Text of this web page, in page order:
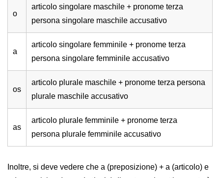
o
articolo singolare maschile + pronome terza
persona singolare maschile accusativo
a
articolo singolare femminile + pronome terza
persona singolare femminile accusativo
os
articolo plurale maschile + pronome terza persona
plurale maschile accusativo
as
articolo plurale femminile + pronome terza
persona plurale femminile accusativo
Inoltre, si deve vedere che a (preposizione) + a (articolo) e